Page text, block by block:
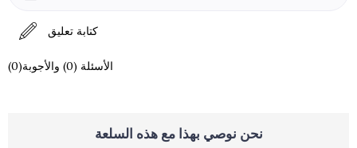
كتابة تعليق
(0)الأسئلة (0) والأجوبة
نحن نوصي بهذا مع هذه السلعة